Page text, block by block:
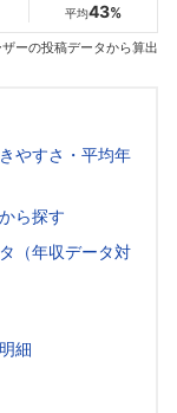
平均43%
ーの投稿データから算出
やすさ・平均年
ら探す
（年収データ対
細